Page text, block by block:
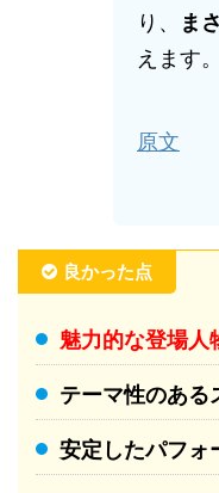
り、
ま
えます。
原文
良かった点
魅力的な登場人
テーマ性のある
安定したパフォ